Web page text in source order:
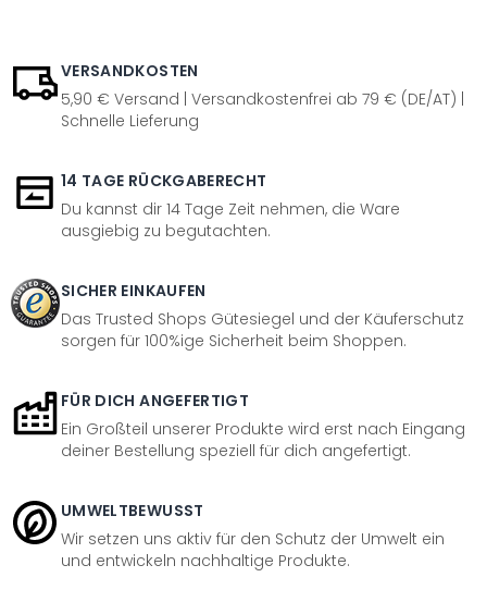
VERSANDKOSTEN
5,90 € Versand | Versandkostenfrei ab 79 € (DE/AT) |
Schnelle Lieferung
14 TAGE RÜCKGABERECHT
Du kannst dir 14 Tage Zeit nehmen, die Ware
ausgiebig zu begutachten.
SICHER EINKAUFEN
Das Trusted Shops Gütesiegel und der Käuferschutz
sorgen für 100%ige Sicherheit beim Shoppen.
FÜR DICH ANGEFERTIGT
Ein Großteil unserer Produkte wird erst nach Eingang
deiner Bestellung speziell für dich angefertigt.
UMWELTBEWUSST
Wir setzen uns aktiv für den Schutz der Umwelt ein
und entwickeln nachhaltige Produkte.